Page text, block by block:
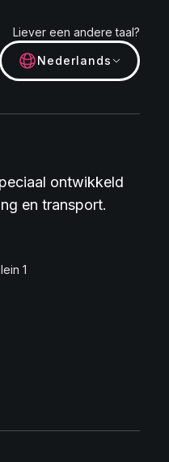
Liever een andere taal?
Nederlands
ontwikkeld
en transport.
1